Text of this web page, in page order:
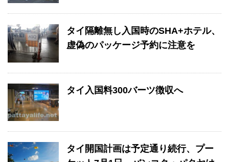
タイ隔離無し入国時のSHA+ホテル、
虚偽のパッケージ予約に注意を
タイ入国料300バーツ徴収へ
タイ開国計画は予定通り続行、プー